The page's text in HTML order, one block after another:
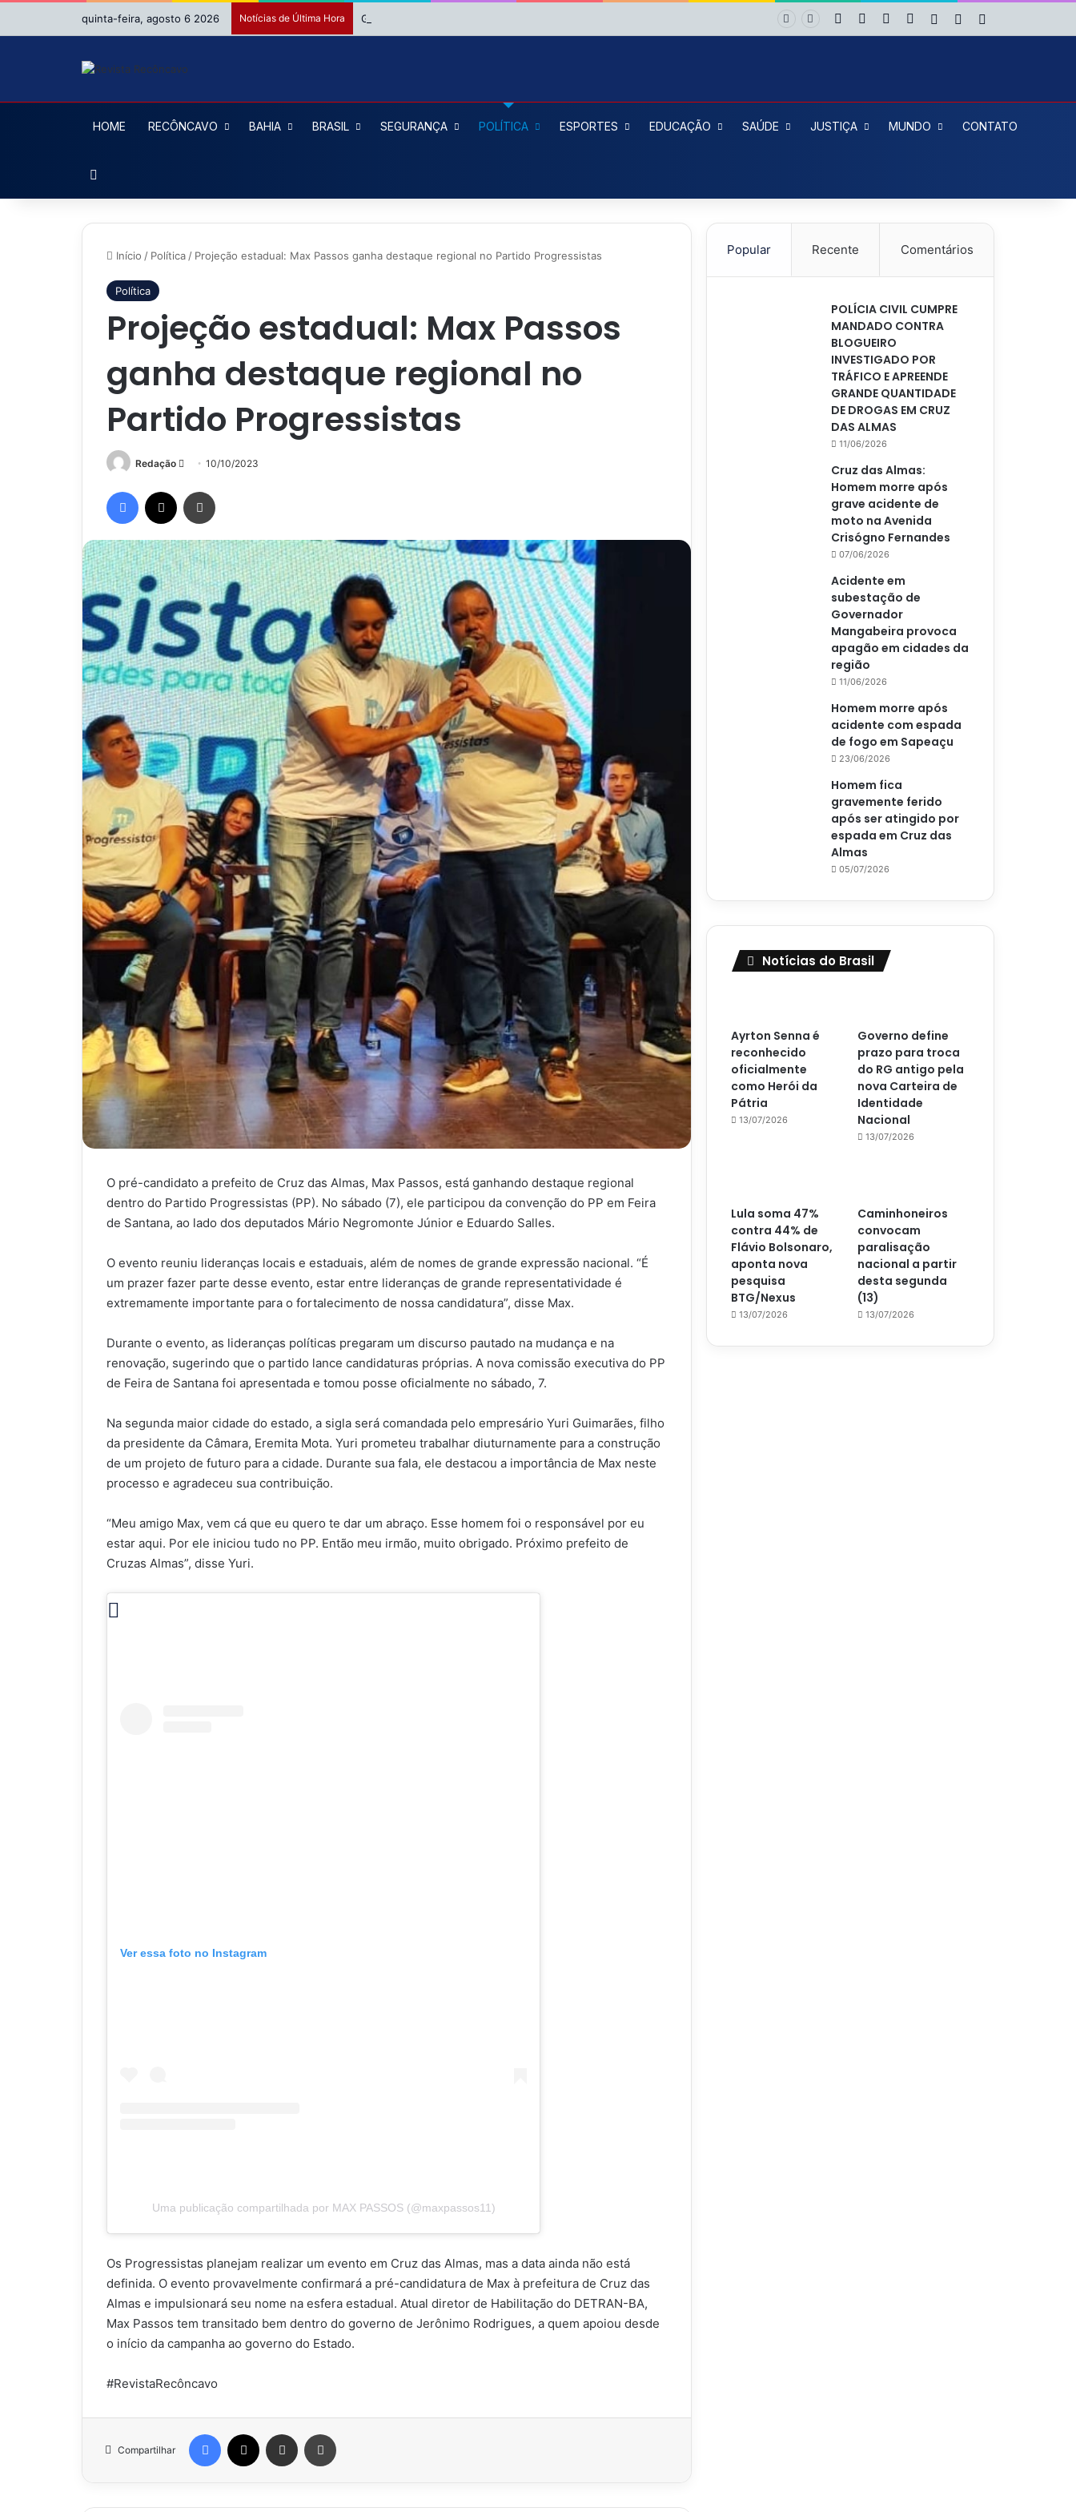
quinta-feira, agosto 6 2026 Notícias de Última Hora Governo propõe salário mínimo de R$ 1.717 em 2027 Facebook YouTubeInstagram
Entrar Artigo aleatório
HOME RECÔNCAVO BAHIA BRASIL SEGURANÇA POLÍTICA ESPORTES EDUCAÇÃO SAÚDE JUSTIÇA MUNDO CONTATO
Início / Política / Projeção estadual: Max Passos ganha destaque regional no Partido Progressistas
Política
Projeção estadual: Max Passos
ganha destaque regional no
Partido Progressistas
Redação
Mande
e-
mail
10/10/2023
Facebook
O pré-candidato a prefeito de Cruz das Almas, Max Passos, está ganhando destaque regional
dentro do Partido Progressistas (PP). No sábado (7), ele participou da convenção do PP em Feira
de Santana, ao lado dos deputados Mário Negromonte Júnior e Eduardo Salles.
O evento reuniu lideranças locais e estaduais, além de nomes de grande expressão nacional. “É
um prazer fazer parte desse evento, estar entre lideranças de grande representatividade é
extremamente importante para o fortalecimento de nossa candidatura”, disse Max.
Durante o evento, as lideranças políticas pregaram um discurso pautado na mudança e na
renovação, sugerindo que o partido lance candidaturas próprias. A nova comissão executiva do PP
de Feira de Santana foi apresentada e tomou posse oficialmente no sábado, 7.
Na segunda maior cidade do estado, a sigla será comandada pelo empresário Yuri Guimarães, filho
da presidente da Câmara, Eremita Mota. Yuri prometeu trabalhar diuturnamente para a construção
de um projeto de futuro para a cidade. Durante sua fala, ele destacou a importância de Max neste
processo e agradeceu sua contribuição.
“Meu amigo Max, vem cá que eu quero te dar um abraço. Esse homem foi o responsável por eu
estar aqui. Por ele iniciou tudo no PP. Então meu irmão, muito obrigado. Próximo prefeito de
Cruzas Almas”, disse Yuri.
Ver essa foto no Instagram
Uma publicação compartilhada por MAX PASSOS (@maxpassos11)
Os Progressistas planejam realizar um evento em Cruz das Almas, mas a data ainda não está
definida. O evento provavelmente confirmará a pré-candidatura de Max à prefeitura de Cruz das
Almas e impulsionará seu nome na esfera estadual. Atual diretor de Habilitação do DETRAN-BA,
Max Passos tem transitado bem dentro do governo de Jerônimo Rodrigues, a quem apoiou desde
o início da campanha ao governo do Estado.
#RevistaRecôncavo
Compartilhar
Facebook Compartilhar via e-mail
Popular Recente Comentários
POLÍCIA CIVIL CUMPRE
MANDADO CONTRA
BLOGUEIRO
INVESTIGADO POR
TRÁFICO E APREENDE
GRANDE QUANTIDADE
DE DROGAS EM CRUZ
DAS ALMAS
11/06/2026
Cruz das Almas:
Homem morre após
grave acidente de
moto na Avenida
Crisógno Fernandes
07/06/2026
Acidente em
subestação de
Governador
Mangabeira provoca
apagão em cidades da
região
11/06/2026
Homem morre após
acidente com espada
de fogo em Sapeaçu
23/06/2026
Homem fica
gravemente ferido
após ser atingido por
espada em Cruz das
Almas
05/07/2026
Notícias do Brasil
Ayrton Senna é
reconhecido
oficialmente
como Herói da
Pátria
13/07/2026
Governo define
prazo para troca
do RG antigo pela
nova Carteira de
Identidade
Nacional
13/07/2026
Lula soma 47%
contra 44% de
Flávio Bolsonaro,
aponta nova
pesquisa
BTG/Nexus
13/07/2026
Caminhoneiros
convocam
paralisação
nacional a partir
desta segunda
(13)
13/07/2026